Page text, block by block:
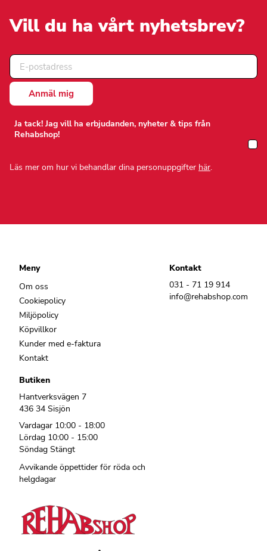
på
produktsidan
på
produktsidan
Vill du ha vårt nyhetsbrev?
Ja tack! Jag vill ha erbjudanden, nyheter & tips från
Rehabshop!
Läs mer om hur vi behandlar dina personuppgifter här.
Meny
Om oss
Cookiepolicy
Miljöpolicy
Köpvillkor
Kunder med e-faktura
Kontakt
Kontakt
031 - 71 19 914
info@rehabshop.com
Butiken
Hantverksvägen 7
436 34 Sisjön
Vardagar 10:00 - 18:00
Lördag 10:00 - 15:00
Söndag Stängt
Avvikande öppettider för röda och
helgdagar